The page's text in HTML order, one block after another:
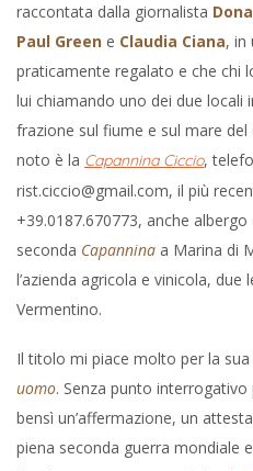
raccontata dalla giornalista
Paul Green e Claudia Ciana, in
praticamente regalato e che chi
lui chiamando uno dei due locali
frazione sul fiume e sul mare del
noto è la Capannina Ciccio,
rist.ciccio@gmail.com, il più
+39.0187.670773, anche albergo
seconda Capannina a Marina di
l’azienda agricola e vinicola,
Vermentino.
Il titolo mi piace molto per la sua
uomo. Senza punto
bensì un’affermazione, un
piena seconda guerra mondiale